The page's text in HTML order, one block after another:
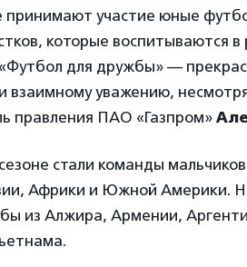
участие юные
которые воспитываются в
для дружбы» —
взаимному уважению,
правления ПАО «Газпром»
стали команды
Африки и Южной Америки.
из Алжира, Армении,